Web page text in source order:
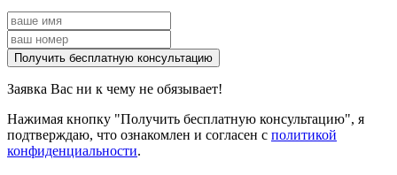
Заявка Вас ни к чему не обязывает!
Нажимая кнопку "Получить бесплатную консультацию", я
подтверждаю, что ознакомлен и согласен с политикой
конфиденциальности.